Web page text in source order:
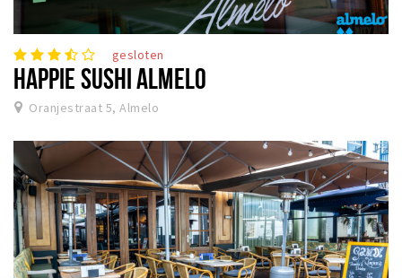
gesloten
HAPPIE SUSHI ALMELO
Oranjestraat 5, Almelo